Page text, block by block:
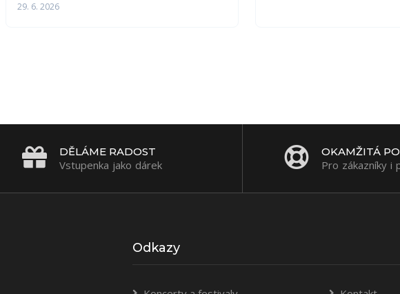
29. 6. 2026
DĚLÁME RADOST
Vstupenka jako dárek
OKAMŽITÁ
Pro zákazníky i
Odkazy